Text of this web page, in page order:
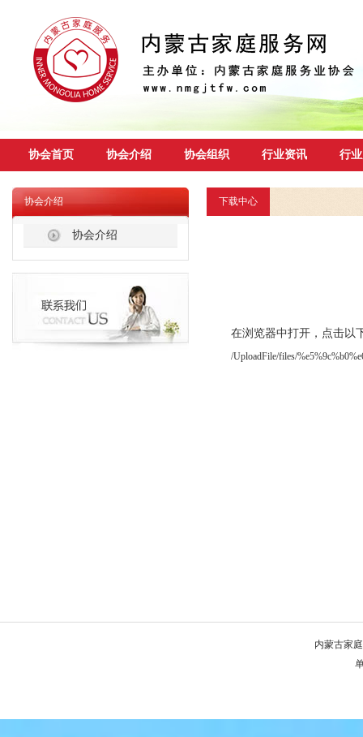
协会首页 协会介绍 协会组织 行业资讯 行
协会介绍
协会介绍
下载中心
在浏览器中打开，点击以
/UploadFile/files/
内蒙古家